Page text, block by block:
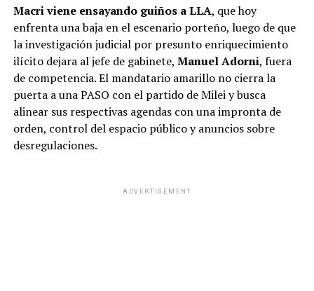
Macri viene ensayando guiños a LLA, que hoy
enfrenta una baja en el escenario porteño, luego de que
la investigación judicial por presunto enriquecimiento
ilícito dejara al jefe de gabinete, Manuel Adorni, fuera
de competencia. El mandatario amarillo no cierra la
puerta a una PASO con el partido de Milei y busca
alinear sus respectivas agendas con una impronta de
orden, control del espacio público y anuncios sobre
desregulaciones.
ADVERTISEMENT